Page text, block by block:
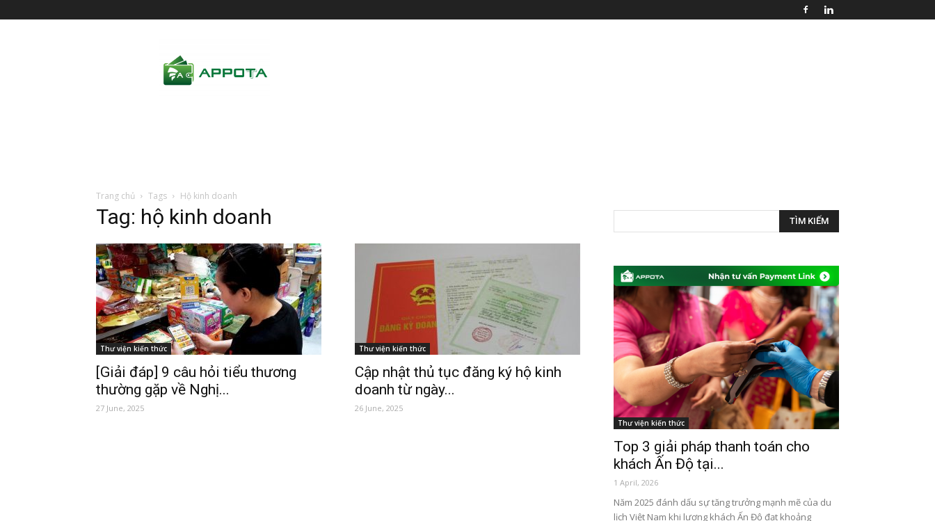
Trang chủ Tags Hộ kinh doanh
Tag: hộ kinh doanh
Thư viện kiến thức
[Giải đáp] 9 câu hỏi tiểu thương
thường gặp về Nghị...
27 June, 2025
Thư viện kiến thức
Cập nhật thủ tục đăng ký hộ kinh
doanh từ ngày...
26 June, 2025
Thư viện kiến thức
Top 3 giải pháp thanh toán cho
khách Ấn Độ tại...
1 April, 2026
Năm 2025 đánh dấu sự tăng trưởng mạnh mẽ của du
lịch Việt Nam khi lượng khách Ấn Độ đạt khoảng